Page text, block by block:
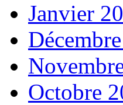
Janvier
Octobre